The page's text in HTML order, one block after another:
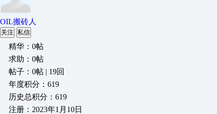
OIL搬砖人
关注 私信
精华：0帖
求助：0帖
帖子：0帖 | 19回
年度积分：619
历史总积分：619
注册：2023年1月10日